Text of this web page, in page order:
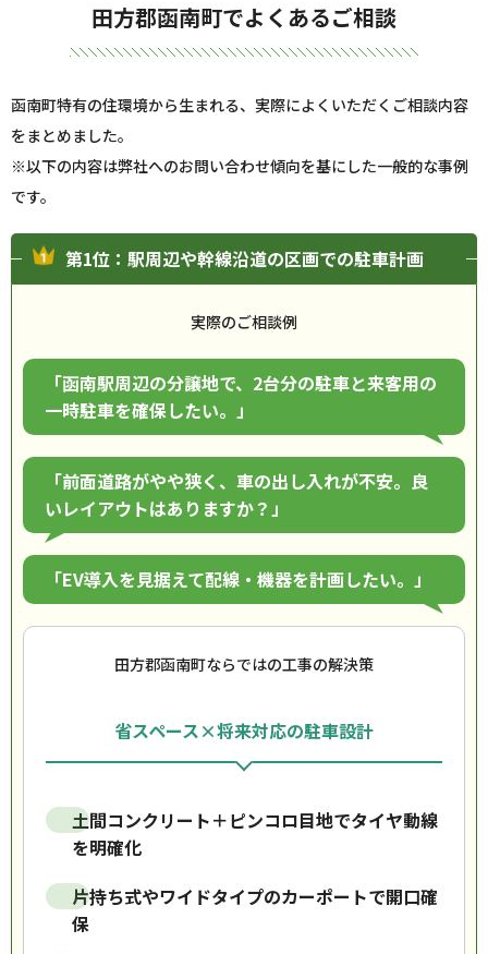
田方郡函南町でよくあるご相談
函南町特有の住環境から生まれる、実際によくいただくご相談内容
をまとめました。
※以下の内容は弊社へのお問い合わせ傾向を基にした一般的な事例
です。
第1位：駅周辺や幹線沿道の区画での駐車計画
実際のご相談例
「函南駅周辺の分譲地で、2台分の駐車と来客用の
一時駐車を確保したい。」
「前面道路がやや狭く、車の出し入れが不安。良
いレイアウトはありますか？」
「EV導入を見据えて配線・機器を計画したい。」
田方郡函南町ならではの工事の解決策
省スペース×将来対応の駐車設計
土間コンクリート＋ピンコロ目地でタイヤ動線
を明確化
片持ち式やワイドタイプのカーポートで開口確
保